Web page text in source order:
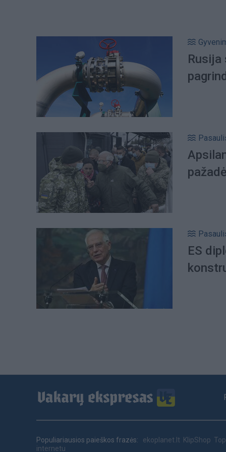
Rusija
ES
Populiariausios paieškos frazės: ekoplanet.lt KlipShop
internetu